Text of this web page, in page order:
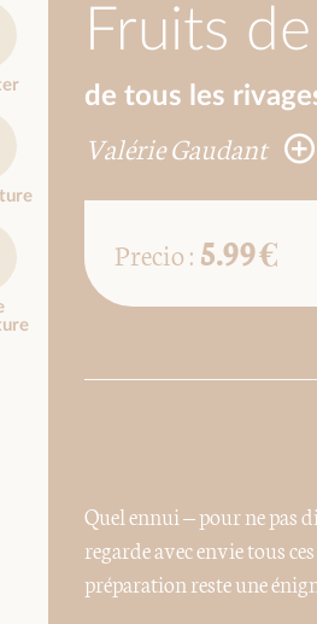
Fruits
de tous les
Valérie Gaudant
Precio : 5.99 €
Quel ennui – pour ne pas
regarde avec envie tous
préparation reste une